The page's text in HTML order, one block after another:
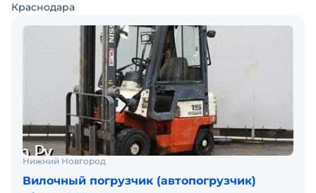
Краснодара
Нижний Новгород
Вилочный погрузчик (автопогрузчик)